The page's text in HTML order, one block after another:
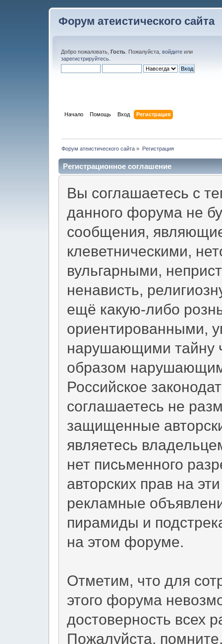
Форум атеистического сайта
Добро пожаловать, Гость . Пожалуйста, войдите или
зарегистрируйтесь
Начало Помощь Вход Регистрация
Форум атеистического сайта » Регистрация
Регистрационное соглашение
Вы соглашаетесь с
данного форума не
сообщения,
клеветническими,
вульгарными,
ненависть,
ещё какую-либо
ориентированными,
нарушающими тайну
образом
Российское
соглашаетесь не
защищенные
являетесь
нет письменного
авторских прав на
рекламные
пирамиды и
на этом форуме.
Отметим, что для
этого форума
достоверность всех
Пожалуйста,